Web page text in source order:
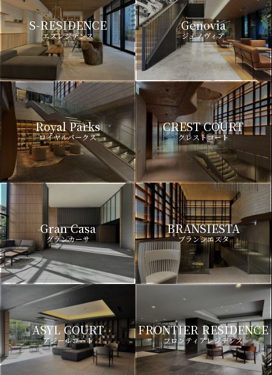
S-RESIDENCE
エスレジデンス
Genovia
ジェノヴィア
Royal Parks
ロイヤルパークス
CREST COURT
クレストコート
Gran Casa
グランカーサ
BRANSIESTA
ブランシエスタ
ASYL COURT
アジールコート
FRONTIER RESIDENCE
フロンティアレジデンス